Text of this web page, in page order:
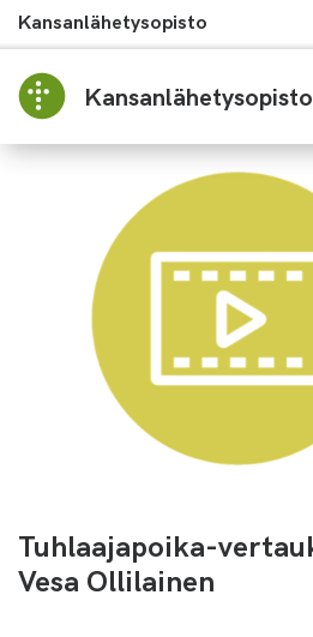
Kansanlähetysopisto
Kansanlähetysopisto
Tuhlaajapoika-
Vesa Ollilainen